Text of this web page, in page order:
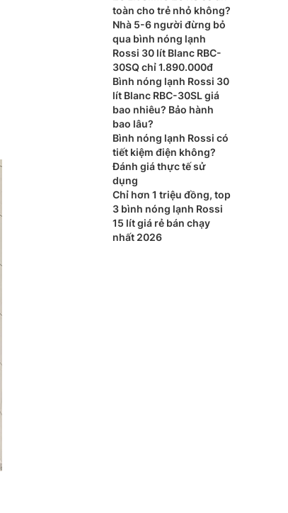
toàn cho trẻ nhỏ không?
Nhà 5-6 người đừng bỏ
qua bình nóng lạnh
Rossi 30 lít Blanc RBC-
30SQ chỉ 1.890.000đ
Bình nóng lạnh Rossi 30
lít Blanc RBC-30SL giá
bao nhiêu? Bảo hành
bao lâu?
Bình nóng lạnh Rossi có
tiết kiệm điện không?
Đánh giá thực tế sử
dụng
Chỉ hơn 1 triệu đồng, top
3 bình nóng lạnh Rossi
15 lít giá rẻ bán chạy
nhất 2026